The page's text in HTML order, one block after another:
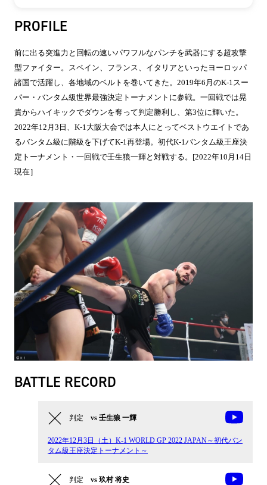
PROFILE
前に出る突進力と回転の速いパワフルなパンチを武器にする超攻撃
型ファイター。スペイン、フランス、イタリアといったヨーロッパ
諸国で活躍し、各地域のベルトを巻いてきた。2019年6月のK-1スー
パー・バンタム級世界最強決定トーナメントに参戦。一回戦では晃
貴からハイキックでダウンを奪って判定勝利し、第3位に輝いた。
2022年12月3日、K-1大阪大会では本人にとってベストウエイトであ
るバンタム級に階級を下げてK-1再登場。初代K-1バンタム級王座決
定トーナメント・一回戦で壬生狼一輝と対戦する。[2022年10月14日
現在］
BATTLE RECORD
判定 vs 壬生狼 一輝
2022年12月3日（土）K-1 WORLD GP 2022 JAPAN～初代バン
タム級王座決定トーナメント～
判定 vs 玖村 将史